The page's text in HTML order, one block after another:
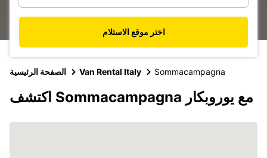
اختر موقع الاستلام
الصفحة الرئيسية Van Rental Italy Sommacampagna
اكتشف Sommacampagna مع يوروبكار